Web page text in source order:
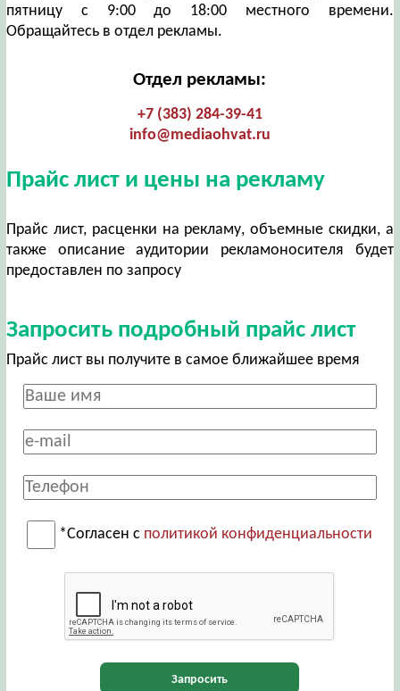
пятницу с 9:00 до 18:00 местного времени.
Обращайтесь в отдел рекламы.
Отдел рекламы:
+7 (383) 284-39-41
info@mediaohvat.ru
Прайс лист и цены на рекламу
Прайс лист, расценки на рекламу, объемные скидки, а
также описание аудитории рекламоносителя будет
предоставлен по запросу
Запросить подробный прайс лист
Прайс лист вы получите в самое ближайшее время
*Согласен с политикой конфиденциальности
Запросить